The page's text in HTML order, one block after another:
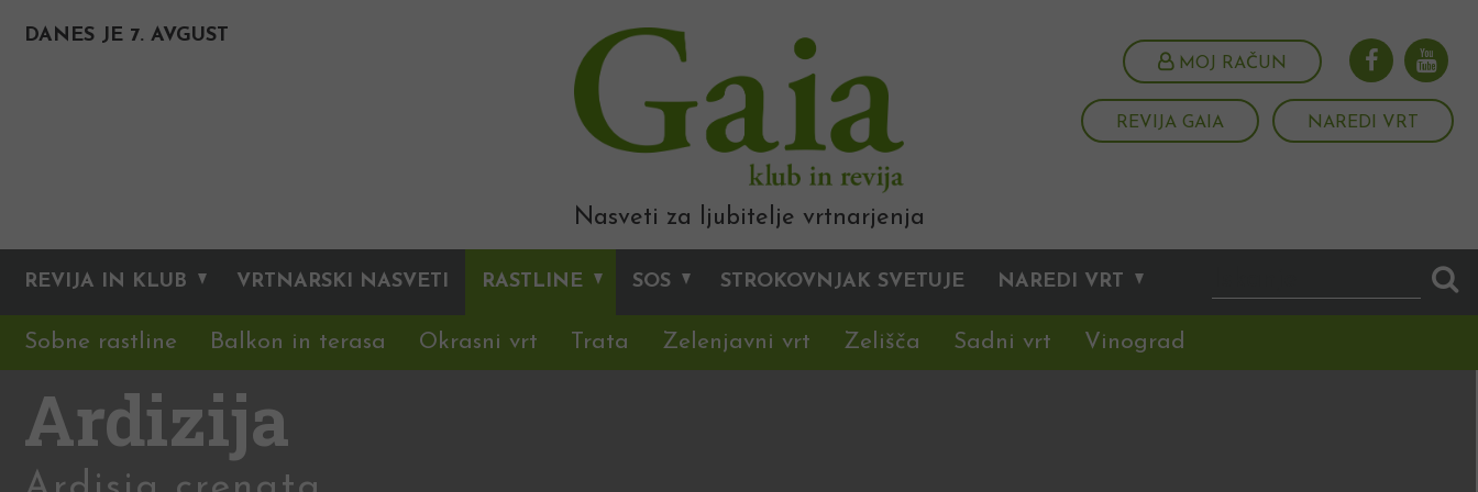
DANES JE 7. AVGUST
MOJ RAČUN
REVIJA GAIA NAREDI VRT
Nasveti za ljubitelje vrtnarjenja
REVIJA IN KLUB VRTNARSKI NASVETI RASTLINE SOS STROKOVNJAK SVETUJE NAREDI VRT
Sobne rastline Balkon in terasa Okrasni vrt Trata Zelenjavni vrt Zelišča Sadni vrt Vinograd
Ardizija